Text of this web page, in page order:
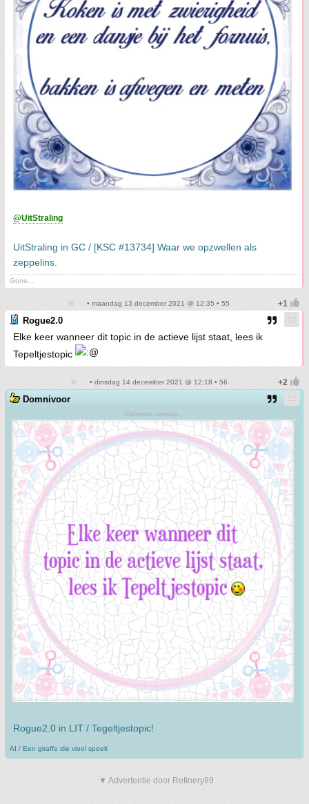
@UitStraling
UitStraling in GC / [KSC #13734] Waar we opzwellen als
zeppelins.
Gone...
• maandag 13 december 2021 @ 12:35 • 55
Rogue2.0
Elke keer wanneer dit topic in de actieve lijst staat, lees ik
Tepeltjestopic
• dinsdag 14 december 2021 @ 12:18 • 56
Domnivoor
Ceterum censeo...
Rogue2.0 in LIT / Tegeltjestopic!
AI / Een giraffe die viool speelt
▼ Advertentie door Refinery89